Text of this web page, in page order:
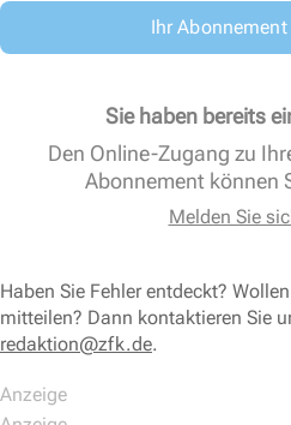
Ihr
Sie haben bereits
Den Online-Zugang zu
Abonnement können
Melden Sie
Haben Sie Fehler entdeckt?
mitteilen? Dann kontaktieren Sie
redaktion@zfk.de.